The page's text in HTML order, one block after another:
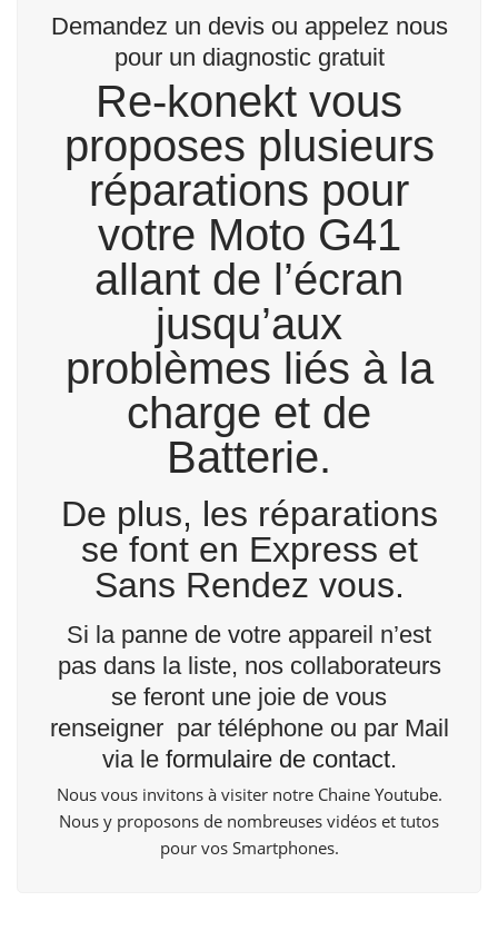
Demandez un devis ou appelez nous
pour un diagnostic gratuit
Re-konekt vous
proposes plusieurs
réparations pour
votre Moto G41
allant de l’écran
jusqu’aux
problèmes liés à la
charge et de
Batterie.
De plus, les réparations
se font en Express et
Sans Rendez vous.
Si la panne de votre appareil n’est
pas dans la liste, nos collaborateurs
se feront une joie de vous
renseigner par téléphone ou par Mail
via le formulaire de contact.
Nous vous invitons à visiter notre Chaine Youtube.
Nous y proposons de nombreuses vidéos et tutos
pour vos Smartphones.